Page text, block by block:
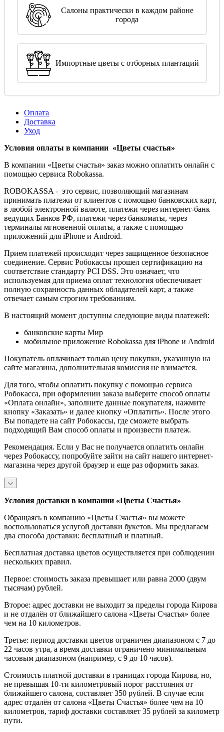
Салоны практически в каждом районе
города
Импортные цветы с отборных плантаций
Оплата
Доставка
Уход
Условия оплаты в компании «Цветы счастья»
В компании «Цветы счастья» заказ можно оплатить онлайн с
помощью сервиса Robokassa.
ROBOKASSA - это сервис, позволяющий магазинам
принимать платежи от клиентов с помощью банковских карт,
в любой электронной валюте, платежи через интернет-банк
ведущих Банков РФ, платежи через банкоматы, через
терминалы мгновенной оплаты, а также с помощью
приложений для iPhone и Android.
Прием платежей происходит через защищенное безопасное
соединение. Сервис Робокассы прошел сертификацию на
соответствие стандарту PCI DSS. Это означает, что
используемая для приема оплат технология обеспечивает
полную сохранность данных обладателей карт, а также
отвечает самым строгим требованиям.
В настоящий момент доступны следующие виды платежей:
банковские карты Мир
мобильное приложение Robokassa для iPhone и Android
Покупатель оплачивает только цену покупки, указанную на
сайте магазина, дополнительная комиссия не взимается.
Для того, чтобы оплатить покупку с помощью сервиса
Робокасса, при оформлении заказа выберите способ оплаты
«Оплата онлайн», заполните данные покупателя, нажмите
кнопку «Заказать» и далее кнопку «Оплатить». После этого
Вы попадете на сайт Робокассы, где сможете выбрать
подходящий Вам способ оплаты и произвести платеж.
Рекомендация. Если у Вас не получается оплатить онлайн
через Робокассу, попробуйте зайти на сайт нашего интернет-
магазина через другой браузер и еще раз оформить заказ.
Условия доставки в компании «Цветы Счастья»
Обращаясь в компанию «Цветы Счастья» вы можете
воспользоваться услугой доставки букетов. Мы предлагаем
два способа доставки: бесплатный и платный.
Бесплатная доставка цветов осуществляется при соблюдении
нескольких правил.
Первое: стоимость заказа превышает или равна 2000 (двум
тысячам) рублей.
Второе: адрес доставки не выходит за пределы города Кирова
и не отдалён от ближайшего салона «Цветы Счастья» более
чем на 10 километров.
Третье: период доставки цветов ограничен диапазоном с 7 до
22 часов утра, а время доставки ограничено минимальным
часовым диапазоном (например, с 9 до 10 часов).
Стоимость платной доставки в границах города Кирова, но,
не превышая 10-ти километровый порог расстояния от
ближайшего салона, составляет 350 рублей. В случае если
адрес отдалён от салона «Цветы Счастья» более чем на 10
километров, тариф доставки составляет 35 рублей за километр
пути.